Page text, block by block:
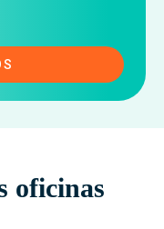
oficinas